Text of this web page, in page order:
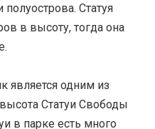
Статуя
в высоту, тогда она
является одним из
Статуи Свободы
в парке есть много